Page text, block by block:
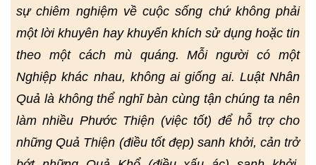
sự chiêm nghiệm về cuộc sống chứ không phải
một lời khuyên hay khuyến khích sử dụng hoặc tin
theo một cách mù quáng. Mỗi người có một
Nghiệp khác nhau, không ai giống ai. Luật Nhân
Quả là không thể nghĩ bàn cùng tận chúng ta nên
làm nhiều Phước Thiện (việc tốt) để hỗ trợ cho
những Quả Thiện (điều tốt đẹp) sanh khởi, cản trở